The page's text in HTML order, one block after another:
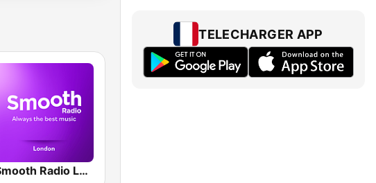
Smooth Radio London
TELECHARGER APP